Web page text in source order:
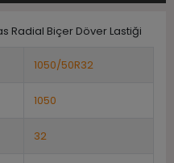
Radial Biçer Döver Lastiği
1050/50R32
1050
32